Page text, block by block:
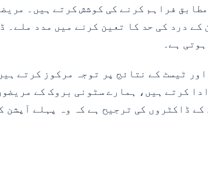
فراہم کرنے کی کوشش کرتے ہیں۔
درد کی حد کا تعین کرنے میں مدد
ہے۔
ٹیسٹ کے نتائج پر توجہ مرکوز کرتے
کرتے ہیں، ہمارے سٹونی بروک کے
ڈاکٹروں کی ترجیح ہے کہ وہ پہلے آپشن